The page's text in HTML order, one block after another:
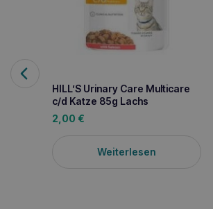
HILL’S Urinary Care Multicare
c/d Katze 85g Lachs
2,00 €
Weiterlesen